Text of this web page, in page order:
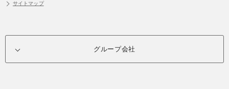
サイトマップ
グループ会社